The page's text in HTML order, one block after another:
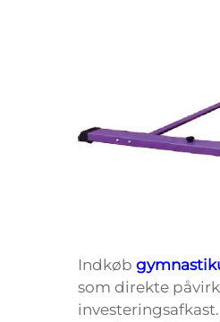
Indkøb
som direkte